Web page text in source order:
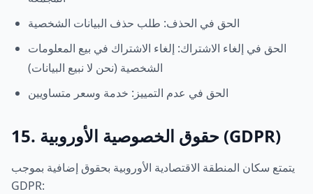
الحق في الحذف: طلب حذف البيانات الشخصية
الحق في إلغاء الاشتراك: إلغاء الاشتراك في بيع المعلومات
الشخصية (نحن لا نبيع البيانات)
الحق في عدم التمييز: خدمة وسعر متساويين
15. حقوق الخصوصية الأوروبية (GDPR)
يتمتع سكان المنطقة الاقتصادية الأوروبية بحقوق إضافية بموجب
GDPR: